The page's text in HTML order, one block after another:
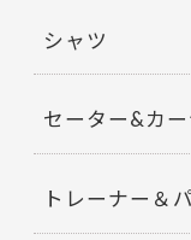
シャツ
セーター&カ
トレーナー＆